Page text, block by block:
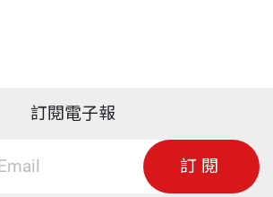
訂閱電子報
訂閱